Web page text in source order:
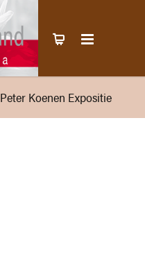
Peter Koenen Expositie